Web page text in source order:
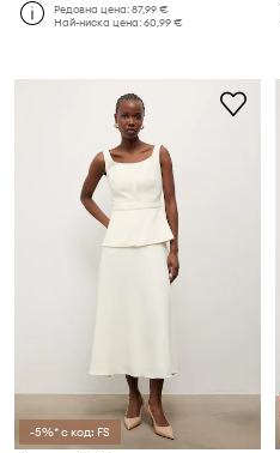
Редовна цена:87,99 €
Най-ниска цена:60,99 €
-5%* с код: FS